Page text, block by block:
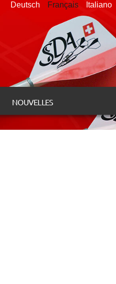
Deutsch Français Italiano
NOUVELLES